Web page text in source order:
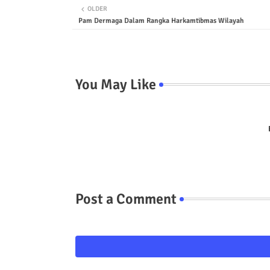
OLDER
Pam Dermaga Dalam Rangka Harkamtibmas Wilayah
You May Like
Post a Comment